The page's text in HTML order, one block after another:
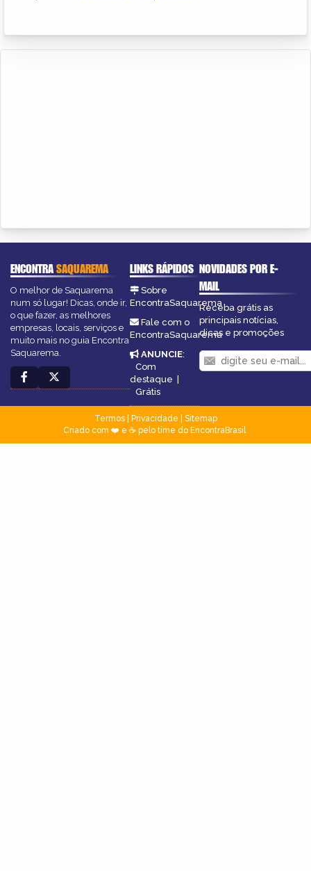
ENCONTRASAQUAREMA
O melhor de Saquarema
num só lugar! Dicas, onde ir,
o que fazer, as melhores
empresas, locais, serviços e
muito mais no guia Encontra
Saquarema.
LINKS RÁPIDOS
Sobre
EncontraSaquarema
Fale com o
EncontraSaquarema
ANUNCIE:
Com
destaque |
Grátis
NOVIDADES POR E-
MAIL
Receba grátis as
principais notícias,
dicas e promoções
Termos| Privacidade
Sitemap
Criado com ❤️ e ☕ pelo time do EncontraBrasil